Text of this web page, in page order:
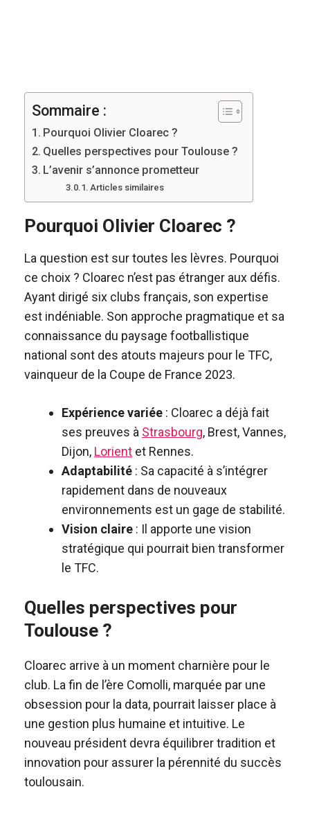
Sommaire :
Pourquoi Olivier Cloarec ?
Quelles perspectives pour Toulouse ?
L’avenir s’annonce prometteur
Articles similaires
Pourquoi Olivier Cloarec ?
La question est sur toutes les lèvres. Pourquoi
ce choix ? Cloarec n’est pas étranger aux défis.
Ayant dirigé six clubs français, son expertise
est indéniable. Son approche pragmatique et sa
connaissance du paysage footballistique
national sont des atouts majeurs pour le TFC,
vainqueur de la Coupe de France 2023.
Expérience variée : Cloarec a déjà fait
ses preuves à Strasbourg, Brest, Vannes,
Dijon, Lorient et Rennes.
Adaptabilité : Sa capacité à s’intégrer
rapidement dans de nouveaux
environnements est un gage de stabilité.
Vision claire : Il apporte une vision
stratégique qui pourrait bien transformer
le TFC.
Quelles perspectives pour
Toulouse ?
Cloarec arrive à un moment charnière pour le
club. La fin de l’ère Comolli, marquée par une
obsession pour la data, pourrait laisser place à
une gestion plus humaine et intuitive. Le
nouveau président devra équilibrer tradition et
innovation pour assurer la pérennité du succès
toulousain.